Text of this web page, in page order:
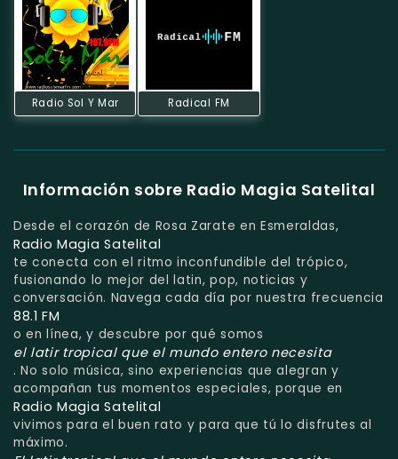
Radio Sol Y Mar Radical FM
Información sobre Radio Magia Satelital
Desde el corazón de Rosa Zarate en Esmeraldas,
Radio Magia Satelital
te conecta con el ritmo inconfundible del trópico,
fusionando lo mejor del latin, pop, noticias y
conversación. Navega cada día por nuestra frecuencia
88.1 FM
o en línea, y descubre por qué somos
el latir tropical que el mundo entero necesita
. No solo música, sino experiencias que alegran y
acompañan tus momentos especiales, porque en
Radio Magia Satelital
vivimos para el buen rato y para que tú lo disfrutes al
máximo.